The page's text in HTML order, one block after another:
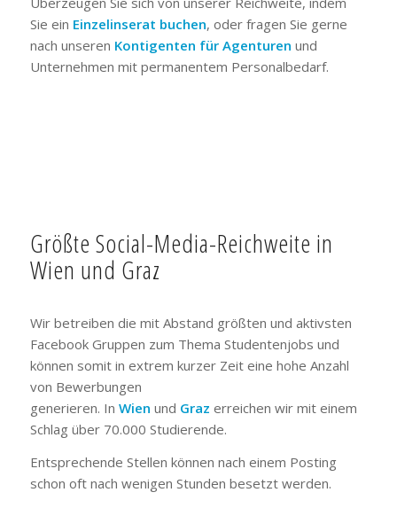
Sie ein Einzelinserat buchen, oder fragen Sie gerne
nach unseren Kontigenten für Agenturen und
Unternehmen mit permanentem Personalbedarf.
Größte Social-Media-Reichweite in
Wien und Graz
Wir betreiben die mit Abstand größten und aktivsten
Facebook Gruppen zum Thema Studentenjobs und
können somit in extrem kurzer Zeit eine hohe Anzahl
von Bewerbungen
generieren. In Wien und Graz erreichen wir mit einem
Schlag über 70.000 Studierende.
Entsprechende Stellen können nach einem Posting
schon oft nach wenigen Stunden besetzt werden.